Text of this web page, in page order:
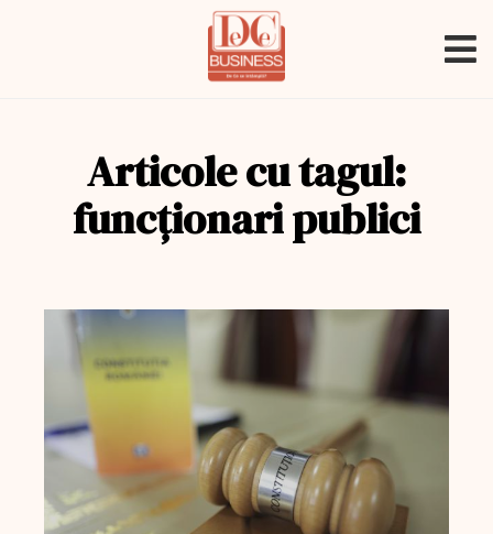
Articole cu tagul:
funcționari publici